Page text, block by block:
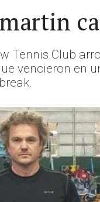
Tennis Club
vencieron en